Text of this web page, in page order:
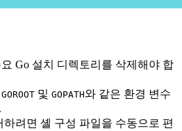
Go 설치 디렉토리를 삭제해야 합
GOROOT 및 GOPATH와 같은 환경 변수
려면 셸 구성 파일을 수동으로 편